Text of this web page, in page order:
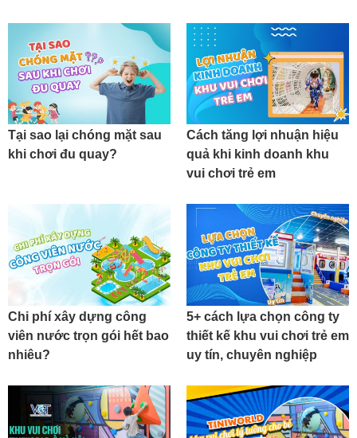
Tại sao lại chóng mặt sau
khi chơi đu quay?
Cách tăng lợi nhuận hiệu
quả khi kinh doanh khu
vui chơi trẻ em
Chi phí xây dựng công
viên nước trọn gói hết bao
nhiêu?
5+ cách lựa chọn công ty
thiết kế khu vui chơi trẻ em
uy tín, chuyên nghiệp